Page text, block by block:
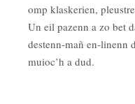
omp klaskerien,
Un eil pazenn a zo bet
destenn-mañ en-linenn
muioc’h a dud.